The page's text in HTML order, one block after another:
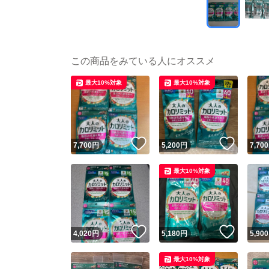
この商品をみている人にオススメ
7,700円 いいね！
最大10%対象
5,200円 いいね
最大10%対象
7,700
4,020円 いいね！
5,180円 いいね
最大10%対象
5,900
最大10%対象